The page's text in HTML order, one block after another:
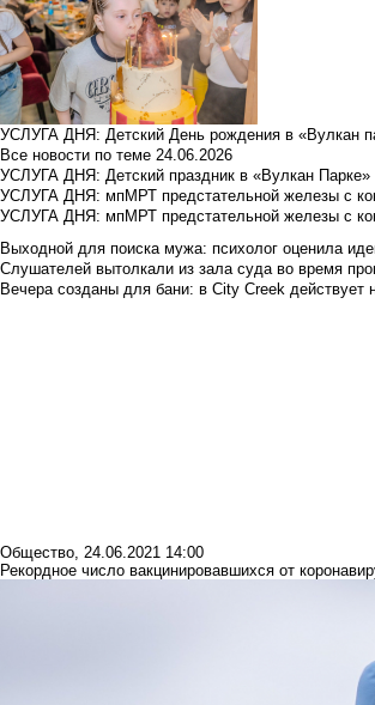
УСЛУГА ДНЯ: Детский День рождения в «Вулкан
Все новости по теме 24.06.2026
УСЛУГА ДНЯ: Детский праздник в «Вулкан Парке»
УСЛУГА ДНЯ: мпМРТ предстательной железы с
УСЛУГА ДНЯ: мпМРТ предстательной железы с
Выходной для поиска мужа: психолог оценила
Слушателей вытолкали из зала суда во время
Вечера созданы для бани: в City Creek действует
Общество, 24.06.2021 14:00
Рекордное число вакцинировавшихся от